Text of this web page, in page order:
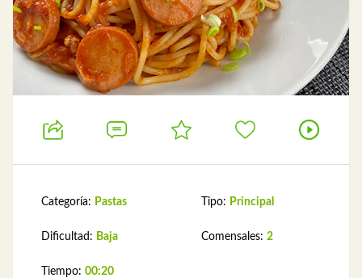
Categoría: Pastas
Dificultad: Baja
Tiempo: 00:20
Tipo: Principal
Comensales: 2